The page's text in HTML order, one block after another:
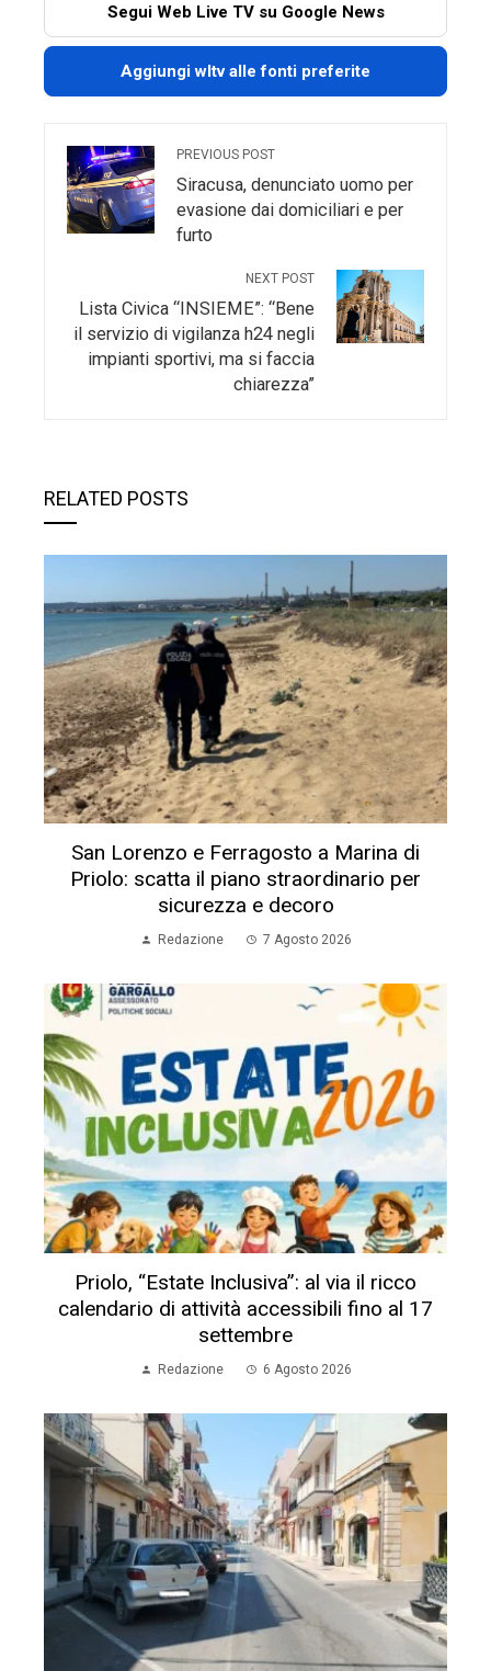
Segui Web Live TV su Google News
Aggiungi wltv alle fonti preferite
PREVIOUS POST
Siracusa, denunciato uomo per
evasione dai domiciliari e per
furto
NEXT POST
Lista Civica “INSIEME”: “Bene
il servizio di vigilanza h24 negli
impianti sportivi, ma si faccia
chiarezza”
RELATED POSTS
San Lorenzo e Ferragosto a Marina di
Priolo: scatta il piano straordinario per
sicurezza e decoro
Redazione 7 Agosto 2026
Priolo, “Estate Inclusiva”: al via il ricco
calendario di attività accessibili fino al 17
settembre
Redazione 6 Agosto 2026